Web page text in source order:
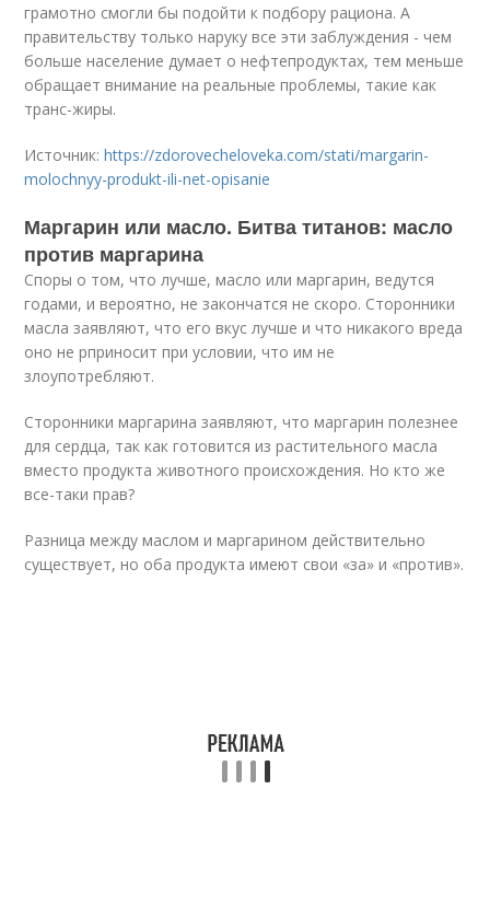
грамотно смогли бы подойти к подбору рациона. А
правительству только наруку все эти заблуждения - чем
больше население думает о нефтепродуктах, тем меньше
обращает внимание на реальные проблемы, такие как
транс-жиры.
Источник:https://zdorovecheloveka.com/stati/margarin-
molochnyy-produkt-ili-net-opisanie
Маргарин или масло. Битва титанов: масло
против маргарина
Споры о том, что лучше, масло или маргарин, ведутся
годами, и вероятно, не закончатся не скоро. Сторонники
масла заявляют, что его вкус лучше и что никакого вреда
оно не рприносит при условии, что им не
злоупотребляют.
Сторонники маргарина заявляют, что маргарин полезнее
для сердца, так как готовится из растительного масла
вместо продукта животного происхождения. Но кто же
все-таки прав?
Разница между маслом и маргарином действительно
существует, но оба продукта имеют свои «за» и «против».